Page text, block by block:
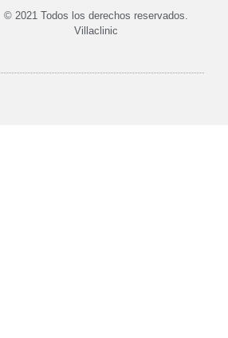
© 2021 Todos los derechos reservados.
Villaclinic